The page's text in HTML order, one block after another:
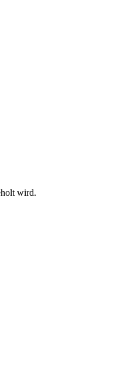
wird.